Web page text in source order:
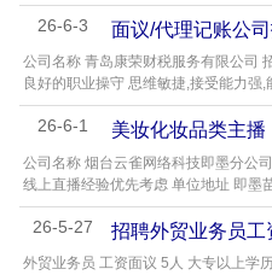
26-6-3 面议/代理记账公
公司名称 青岛康荣财税服务有限公司
良好的职业操守 思维敏捷,接受能力强,
26-6-1 美妆化妆品类主播
公司名称 烟台云雀网络科技即墨分公
线上直播经验优先考虑 单位地址 即墨
26-5-27 招聘外贸业务员工
外贸业务员 工资面议 5人 大专以上学